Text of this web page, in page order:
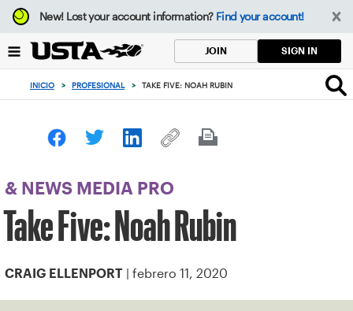
Enfoque
desde
botón
volver
principio
New!Lost your account information? Find your account!
JOIN SIGN IN
INICIO > PROFESIONAL > TAKE FIVE: NOAH RUBIN
& NEWS MEDIA PRO
Take Five: Noah Rubin
CRAIG ELLENPORT | febrero 11, 2020